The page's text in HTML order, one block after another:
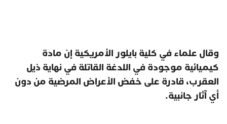
وقال علماء في كلية بايلور الأمريكية إن مادة
كيميائية موجودة في اللدغة القاتلة في نهاية ذيل
العقرب، قادرة على خفض الأعراض المرضية من دون
أي آثار جانبية.